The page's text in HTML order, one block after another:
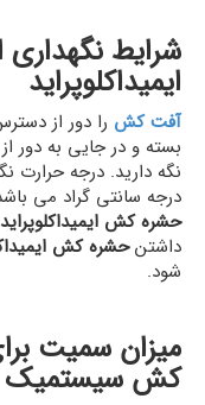
شرایط
ایمیداکلوپراید
آفت کش را دور از
بسته و در جایی به دور
نگه دارید. درجه حرارت
درجه سانتی گراد می
حشره کش ایمیداکلوپراید
داشتنحشره کش
شود.
میزان سمیت
کش سیستمیک